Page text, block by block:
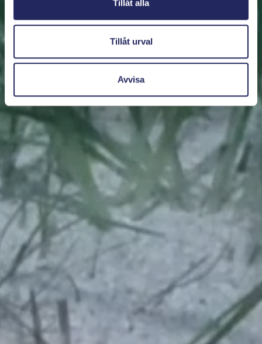
Tillåt alla
Tillåt urval
Avvisa